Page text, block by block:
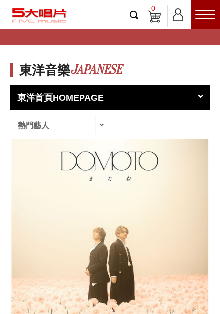
0
東洋音樂JAPANESE
東洋首頁HOMEPAGE
熱門藝人